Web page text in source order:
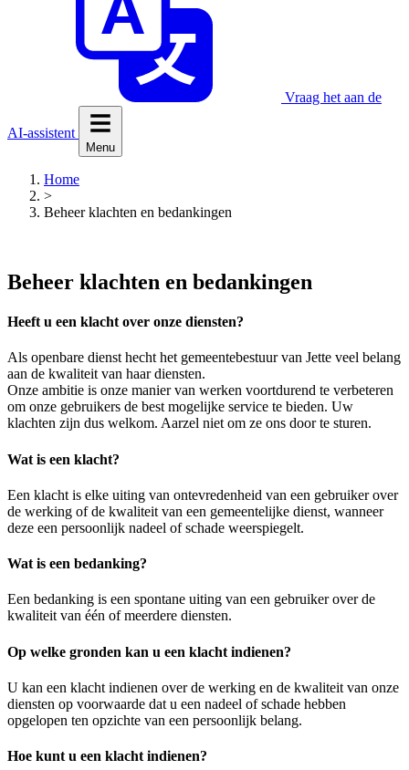
Vraag het aan de
AI-assistent
Menu
Home
>
Beheer klachten en bedankingen
Beheer klachten en bedankingen
Heeft u een klacht over onze diensten?
Als openbare dienst hecht het gemeentebestuur van Jette veel belang
aan de kwaliteit van haar diensten.
Onze ambitie is onze manier van werken voortdurend te verbeteren
om onze gebruikers de best mogelijke service te bieden. Uw
klachten zijn dus welkom. Aarzel niet om ze ons door te sturen.
Wat is een klacht?
Een klacht is elke uiting van ontevredenheid van een gebruiker over
de werking of de kwaliteit van een gemeentelijke dienst, wanneer
deze een persoonlijk nadeel of schade weerspiegelt.
Wat is een bedanking?
Een bedanking is een spontane uiting van een gebruiker over de
kwaliteit van één of meerdere diensten.
Op welke gronden kan u een klacht indienen?
U kan een klacht indienen over de werking en de kwaliteit van onze
diensten op voorwaarde dat u een nadeel of schade hebben
opgelopen ten opzichte van een persoonlijk belang.
Hoe kunt u een klacht indienen?